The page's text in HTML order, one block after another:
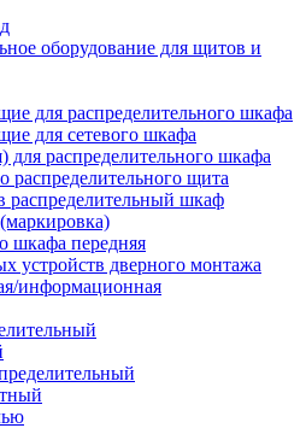
оборудование для щитов и
для распределительного шкафа
для сетевого шкафа
для распределительного шкафа
щита
распределительный шкаф
шкафа передняя
устройств дверного монтажа
информационная